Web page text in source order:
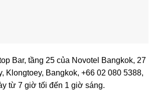
Bar, tầng 25 của Novotel Bangkok, 27
Klongtoey, Bangkok, +66 02 080 5388,
từ 7 giờ tối đến 1 giờ sáng.